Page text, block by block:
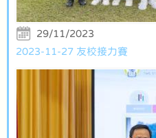
29/11/2023
2023-11-27 友校接力賽